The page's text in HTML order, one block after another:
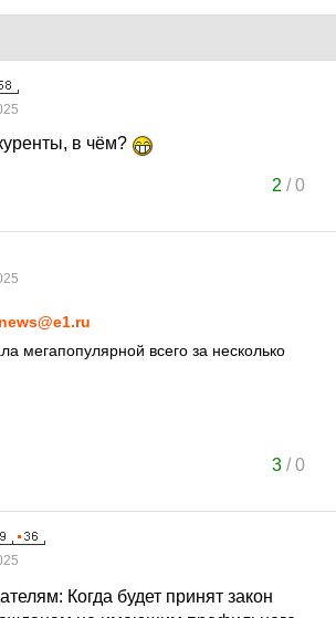
в чём?
2 /0
news@e1.ru
мегапопулярной всего за несколько
3/0
Когда будет принят закон